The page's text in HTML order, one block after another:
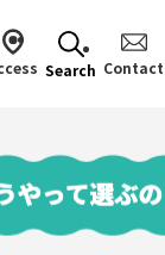
Search Contact